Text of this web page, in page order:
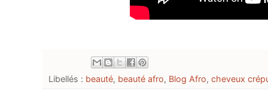
Libellés : beauté, beauté afro, Blog Afro, cheveux